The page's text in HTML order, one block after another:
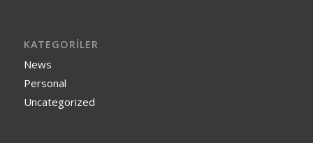
KATEGORILER
News
Personal
Uncategorized